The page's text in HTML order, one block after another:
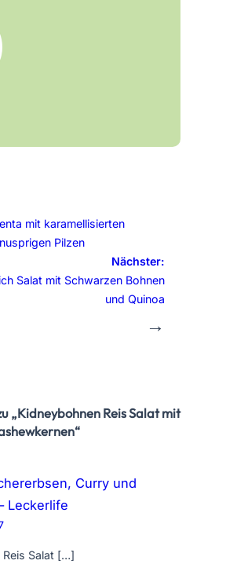
mit karamellisierten
Pilzen
Nächster:
Salat mit Schwarzen Bohnen
und Quinoa
→
„Kidneybohnen Reis Salat mit
Curry und
Leckerlife
Salat […]